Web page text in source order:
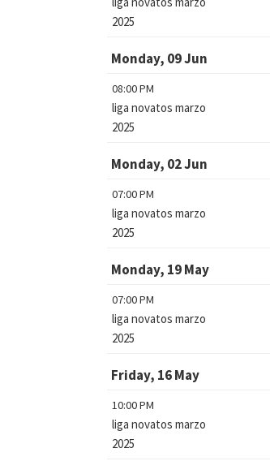
2025
Monday, 09 Jun
08:00 PM
liga novatos marzo
2025
Monday, 02 Jun
07:00 PM
liga novatos marzo
2025
Monday, 19 May
07:00 PM
liga novatos marzo
2025
Friday, 16 May
10:00 PM
liga novatos marzo
2025